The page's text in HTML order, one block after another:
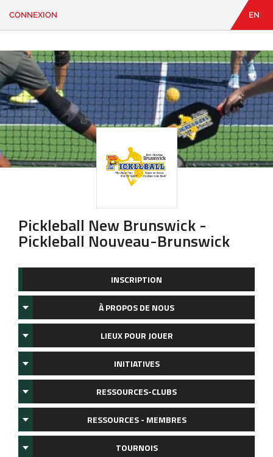
CONTACT
Vous
cherchez
quelque
chose?
CONNEXION EN
Pickleball New Brunswick -
Pickleball Nouveau-Brunswick
INSCRIPTION
À PROPOS DE NOUS
LIEUX POUR JOUER
INITIATIVES
RESSOURCES-CLUBS
RESSOURCES - MEMBRES
TOURNOIS